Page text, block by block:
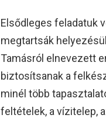
Elsődleges feladatuk
megtartsák
Tamásról elnevezett
biztosítsanak a
minél több
feltételek, a vízitelep,